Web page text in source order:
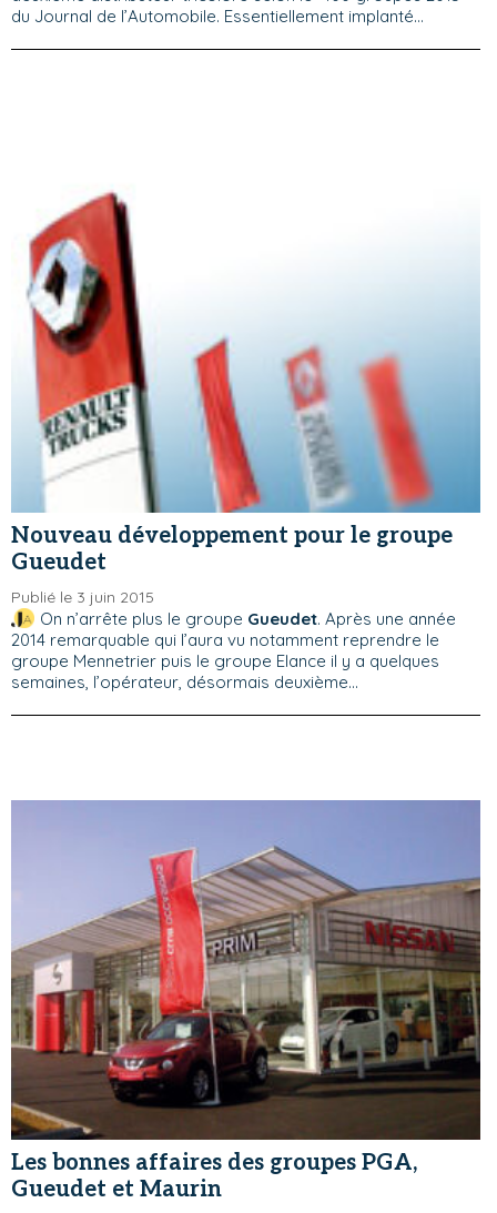
du Journal de l’Automobile. Essentiellement implanté...
Nouveau développement pour le groupe
Gueudet
Publié le 3 juin 2015
On n’arrête plus le groupe Gueudet. Après une année
2014 remarquable qui l’aura vu notamment reprendre le
groupe Mennetrier puis le groupe Elance il y a quelques
semaines, l’opérateur, désormais deuxième...
Les bonnes affaires des groupes PGA,
Gueudet et Maurin